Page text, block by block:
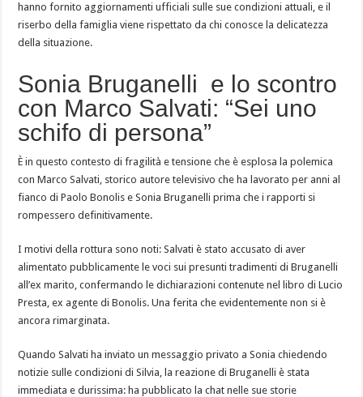
hanno fornito aggiornamenti ufficiali sulle sue condizioni attuali, e il
riserbo della famiglia viene rispettato da chi conosce la delicatezza
della situazione.
Sonia Bruganelli e lo scontro
con Marco Salvati: “Sei uno
schifo di persona”
È in questo contesto di fragilità e tensione che è esplosa la polemica
con Marco Salvati, storico autore televisivo che ha lavorato per anni al
fianco di Paolo Bonolis e Sonia Bruganelli prima che i rapporti si
rompessero definitivamente.
I motivi della rottura sono noti: Salvati è stato accusato di aver
alimentato pubblicamente le voci sui presunti tradimenti di Bruganelli
all’ex marito, confermando le dichiarazioni contenute nel libro di Lucio
Presta, ex agente di Bonolis. Una ferita che evidentemente non si è
ancora rimarginata.
Quando Salvati ha inviato un messaggio privato a Sonia chiedendo
notizie sulle condizioni di Silvia, la reazione di Bruganelli è stata
immediata e durissima: ha pubblicato la chat nelle sue storie